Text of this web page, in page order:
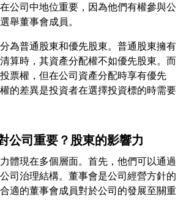
公司中地位重要，因為他們有權參與公
為普通股東和優先股東。普通股東擁有
算時，其資產分配權不如優先股東。而
票權，但在公司資產分配時享有優先
的差異是投資者在選擇投資標的時需要
公司重要？股東的影響力
體現在多個層面。首先，他們可以通過
司治理結構。董事會是公司經營方針的
適的董事會成員對於公司的發展至關重